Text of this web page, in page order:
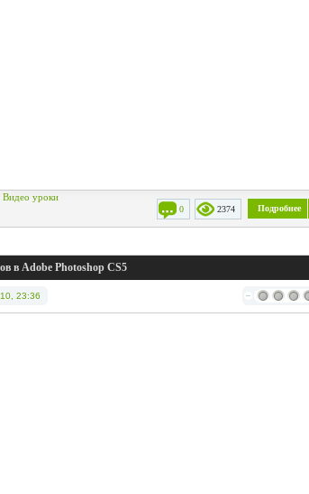
Видео уроки
Подробнее
2374
0
в Adobe Photoshop CS5
23:36